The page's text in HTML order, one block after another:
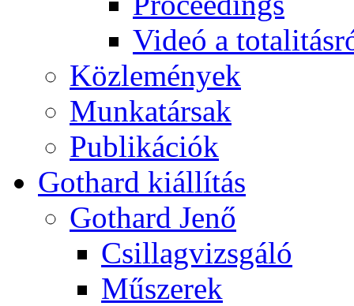
Vi­deó a
Köz­le­mé­nyek
Mun­ka­tár­sak
Pub­li­ká­ci­ók
Got­hard ki­ál­lí­tás
Got­hard Je­nő
Csil­lag­vizs­gá­ló
Mű­sze­rek